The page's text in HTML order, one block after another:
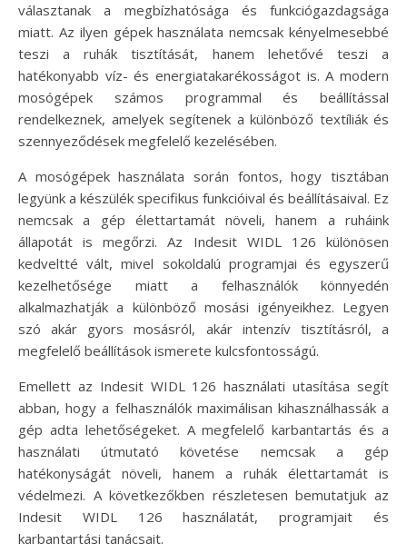
választanak a megbízhatósága és funkciógazdagsága
miatt. Az ilyen gépek használata nemcsak kényelmesebbé
teszi a ruhák tisztítását, hanem lehetővé teszi a
hatékonyabb víz- és energiatakarékosságot is. A modern
mosógépek számos programmal és beállítással
rendelkeznek, amelyek segítenek a különböző textíliák és
szennyeződések megfelelő kezelésében.
A mosógépek használata során fontos, hogy tisztában
legyünk a készülék specifikus funkcióival és beállításaival. Ez
nemcsak a gép élettartamát növeli, hanem a ruháink
állapotát is megőrzi. Az Indesit WIDL 126 különösen
kedveltté vált, mivel sokoldalú programjai és egyszerű
kezelhetősége miatt a felhasználók könnyedén
alkalmazhatják a különböző mosási igényeikhez. Legyen
szó akár gyors mosásról, akár intenzív tisztításról, a
megfelelő beállítások ismerete kulcsfontosságú.
Emellett az Indesit WIDL 126 használati utasítása segít
abban, hogy a felhasználók maximálisan kihasználhassák a
gép adta lehetőségeket. A megfelelő karbantartás és a
használati útmutató követése nemcsak a gép
hatékonyságát növeli, hanem a ruhák élettartamát is
védelmezi. A következőkben részletesen bemutatjuk az
Indesit WIDL 126 használatát, programjait és
karbantartási tanácsait.